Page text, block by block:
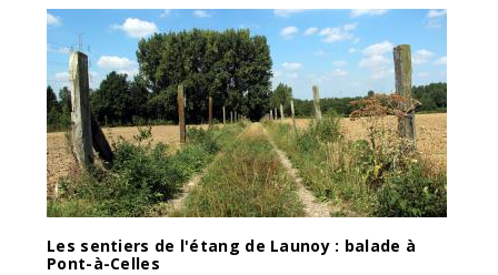
Les sentiers de l'étang de Launoy : balade à
Pont-à-Celles